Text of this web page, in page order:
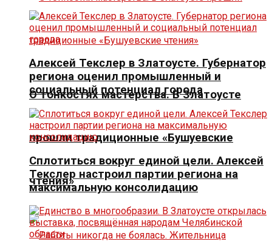
О тонкостях мастерства. В Златоусте
прошли традиционные «Бушуевские
чтения»
Алексей Текслер в Златоусте. Губернатор
региона оценил промышленный и
социальный потенциал города
Сплотиться вокруг единой цели. Алексей
Текслер настроил партии региона на
максимальную консолидацию